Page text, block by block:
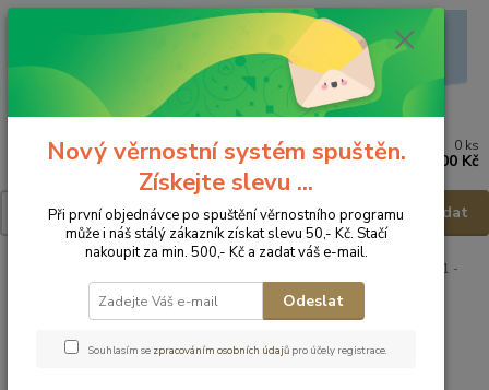
Menu
Hledat
0 ks
0,00 Kč
Ewers Dětské punčocháče 901191 -
Ewers Dětské punčocháče
901191 - vel.92-98
Nový věrnostní systém spuštěn.
Získejte slevu ...
Při první objednávce po spuštění věrnostního programu
může i náš stálý zákazník získat slevu 50,- Kč. Stačí
nakoupit za min. 500,- Kč a zadat váš e-mail.
Odeslat
Souhlasím se zpracováním osobních údajů pro účely registrace.